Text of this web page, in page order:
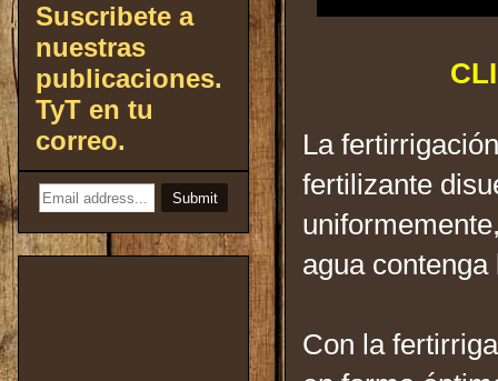
La
fertilizante
agua
Con la
Suscribete a
nuestras
publicaciones.
TyT en tu
correo.